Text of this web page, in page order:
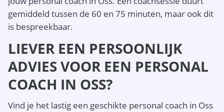
gemiddeld tussen de 60 en 75 minuten, maar ook dit
is bespreekbaar.
LIEVER EEN PERSOONLIJK
ADVIES VOOR EEN PERSONAL
COACH IN OSS?
Vind je het lastig een geschikte personal coach in Oss